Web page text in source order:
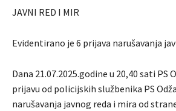
JAVNI RED I MIR
Evidentirano je 6 prijava narušavanja
Dana 21.07.2025.godine u 20,40 sati PS
prijavu od policijskih službenika PS
narušavanja javnog reda i mira od